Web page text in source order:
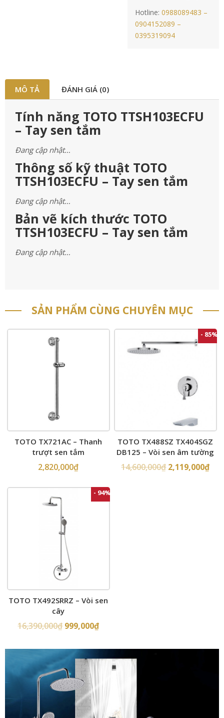
Hotline:0988089483 –
0904152089 –
0395319094
MÔ TẢ ĐÁNH GIÁ (0)
Tính năng TOTO TTSH103ECFU
– Tay sen tắm
Đang cập nhật…
Thông số kỹ thuật TOTO
TTSH103ECFU – Tay sen tắm
Đang cập nhật…
Bản vẽ kích thước TOTO
TTSH103ECFU – Tay sen tắm
Đang cập nhật…
SẢN PHẨM CÙNG CHUYÊN MỤC
TOTO TX721AC – Thanh
trượt sen tắm
2,820,000₫
- 85%
TOTO TX488SZ TX404SGZ
DB125 – Vòi sen âm tường
14,600,000₫ 2,119,000₫
- 94%
TOTO TX492SRRZ – Vòi sen
cây
16,390,000₫ 999,000₫